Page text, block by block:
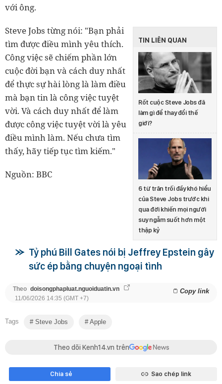
với ông.
TIN LIÊN QUAN
Rốt cuộc Steve Jobs đã
làm gì để thay đổi thế
giới?
6 từ trăn trối đầy khó hiểu
của Steve Jobs trước khi
qua đời khiến mọi người
suy ngẫm suốt hơn một
thập kỷ
Steve Jobs từng nói: "Bạn phải
tìm được điều mình yêu thích.
Công việc sẽ chiếm phần lớn
cuộc đời bạn và cách duy nhất
để thực sự hài lòng là làm điều
mà bạn tin là công việc tuyệt
vời. Và cách duy nhất để làm
được công việc tuyệt vời là yêu
điều mình làm. Nếu chưa tìm
thấy, hãy tiếp tục tìm kiếm."
Nguồn: BBC
Tỷ phú Bill Gates nói bị Jeffrey Epstein gây
sức ép bằng chuyện ngoại tình
Theo doisongphapluat.nguoiduatin.vn Copy link
11/06/2026 14:35 (GMT +7)
Tags Steve Jobs Apple
Theo dõi Kenh14.vn trên
Chia sẻ Sao chép link